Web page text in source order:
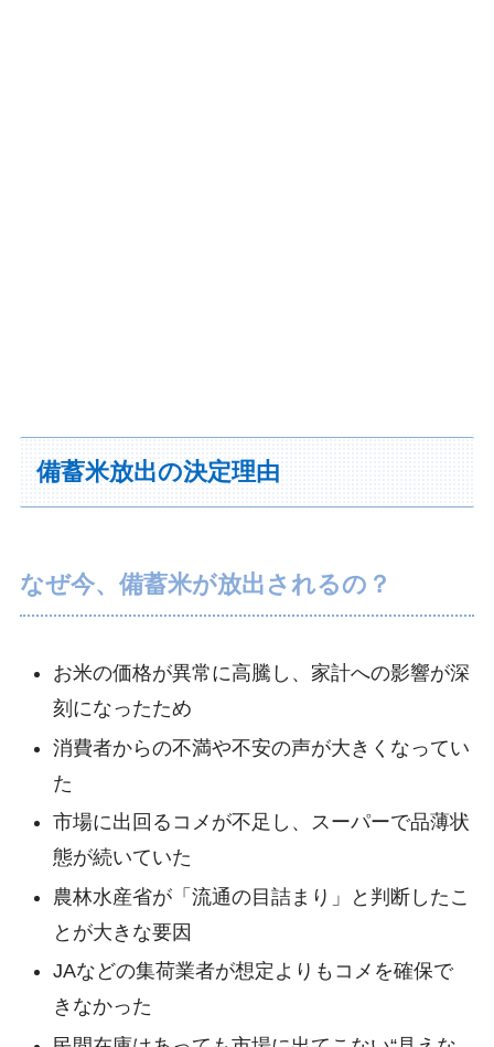
備蓄米放出の決定理由
なぜ今、備蓄米が放出されるの？
お米の価格が異常に高騰し、家計への影響が深
刻になったため
消費者からの不満や不安の声が大きくなってい
た
市場に出回るコメが不足し、スーパーで品薄状
態が続いていた
農林水産省が「流通の目詰まり」と判断したこ
とが大きな要因
JAなどの集荷業者が想定よりもコメを確保で
きなかった